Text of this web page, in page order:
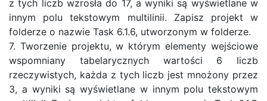
z tych liczb wzrosła do 17, a wyniki są wyświetlane w
innym polu tekstowym multilinii. Zapisz projekt w
folderze o nazwie Task 6.1.6, utworzonym w folderze.
7. Tworzenie projektu, w którym elementy wejściowe
wspomniany tabelarycznych wartości 6 liczb
rzeczywistych, każda z tych liczb jest mnożony przez
3, a wyniki są wyświetlane w innym polu tekstowym